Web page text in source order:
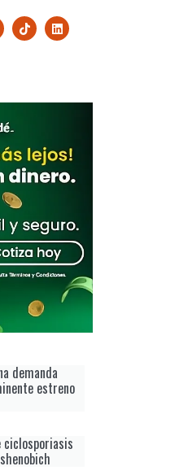
demanda
estreno
ciclosporiasis